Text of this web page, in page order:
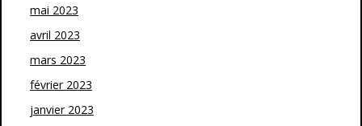
mai 2023
avril 2023
mars 2023
février 2023
janvier 2023